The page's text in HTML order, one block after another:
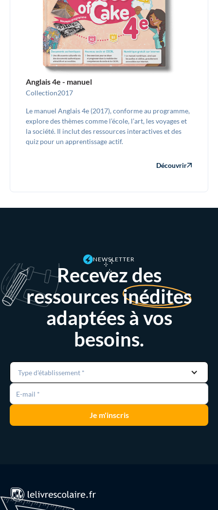
Anglais 4e - manuel
Collection2017
Le manuel Anglais 4e (2017), conforme au programme,
explore des thèmes comme l’école, l’art, les voyages et
la société. Il inclut des ressources interactives et des
quiz pour un apprentissage actif.
Découvrir
NEWSLETTER
Recevez des
ressourcesinédites
adaptées à vos
besoins.
Type d'établissement *